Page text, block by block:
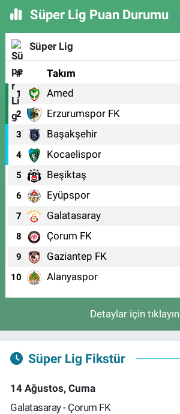
Süper Lig Puan Durumu
Süper Lig
# Takım
1 Amed
2 Erzurumspor FK
3 Başakşehir
4 Kocaelispor
5 Beşiktaş
6 Eyüpspor
7 Galatasaray
8 Çorum FK
9 Gaziantep FK
10 Alanyaspor
Detaylar için tıklayın
Süper Lig Fikstür
14 Ağustos, Cuma
Galatasaray - Çorum FK